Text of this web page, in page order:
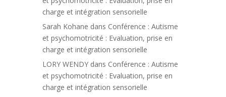
charge et intégration sensorielle
Sarah Kohane dans Conférence : Autisme
et psychomotricité : Evaluation, prise en
charge et intégration sensorielle
LORY WENDY dans Conférence : Autisme
et psychomotricité : Evaluation, prise en
charge et intégration sensorielle